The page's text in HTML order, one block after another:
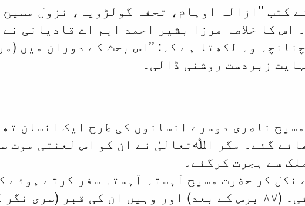
کتب ’’ازالہ اوہام، تحفہ گولڑویہ، نزول
کا خلاصہ مرزا بشیر احمد ایم اے قادیانی نے
وہ لکھتا ہے کہ: ’’اس بحث کے دوران میں
زبردست روشنی ڈالی۔
ناصری دوسرے انسانوں کی طرح ایک انسان
گئے۔ مگر اﷲتعالیٰ نے ان کو اس لعنتی موت
سے ہجرت کرگئے۔
نکل کر حضرت مسیح آہستہ آہستہ سفر کرتے ہوئے
کی وفات ہوئی۔ (۸۷ برس کے بعد) اور وہیں ان کی قبر